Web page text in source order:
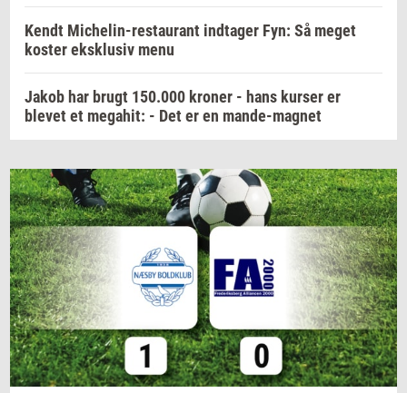
Kendt Michelin-restaurant indtager Fyn: Så meget
koster eksklusiv menu
Jakob har brugt 150.000 kroner - hans kurser er
blevet et megahit: - Det er en mande-magnet